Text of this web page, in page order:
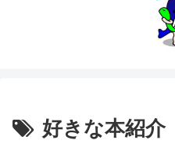
好きな本紹介